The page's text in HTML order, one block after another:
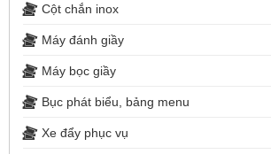
Cột chắn inox
Máy đánh giầy
Máy bọc giầy
Bục phát biểu, bảng menu
Xe đẩy phục vụ